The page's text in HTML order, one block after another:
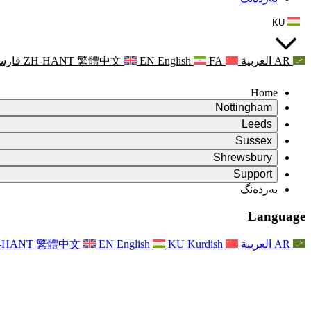
KU
AR العربية ZH-HANT 繁體中文 EN English FA
Home
Nottingham
Review
کورسی پێداچوونەوە
تیمی پێداچوونەوەی سەربەخۆ
مەرجەکانی سەرچاوە
Rapora Dawî ya Nirxandina Serbixwe
Pirsên Pir tên Pirsîn
بەردەنگ
For Families
Pêvajoya Nirxandina Malbatê
دوایین نوێکردنەوەکان
Nûçename
Leeds
Review
کورسی پێداچوونەوە
تیمی پێداچوونەوەی سەربەخۆ
Mercên Referansê
بەردەنگ
Piştgiriya Derûnî ji bo Malbatan
ڕووداوەکان
For Staff
Sussex
Review
کورسی پێداچوونەوە
تیمی پێداچوونەوەی سەربەخۆ
مەرجەکانی سەرچاوە
For Families
نوێکردنەوە بۆ خێزانەکان
Shrewsbury
Review
مەرجەکانی پێداچوونەوەی دایکایەتی
ڕاگەیاندن
Reports
Rapora dawî ya Nirxandina Serbixwe
Rapora Yekem a Nirxandina Serbixwe
For Families
Support
Leeds
Nottingham
خزمەتگوزاری پاڵپشتی دەروونی خێزان
Piştgiriya Krîza Tenduristiya Derûnî
Xizmetên Herêmî yên Nottinghamê
بەردەنگ
Language
AR العربية HANT 繁體中文 EN English KU Kurdish